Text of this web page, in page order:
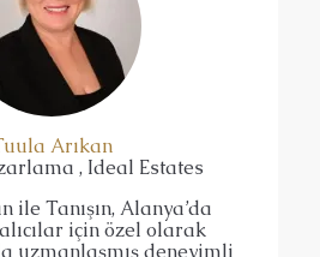
Arıkan
, Ideal Estates
ile Tanışın, Alanya’da
için özel olarak
uzmanlaşmış deneyimli